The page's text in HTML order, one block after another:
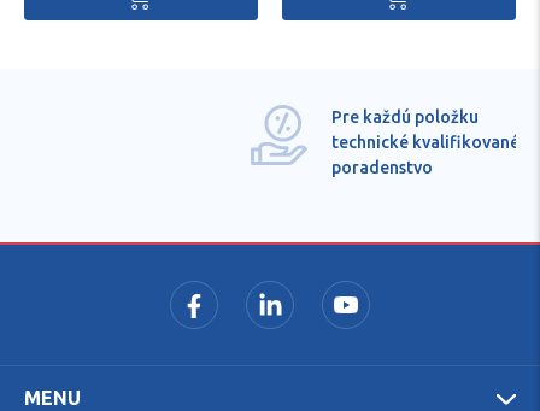
Pre každú položku
technické kvalifikované
poradenstvo
MENU